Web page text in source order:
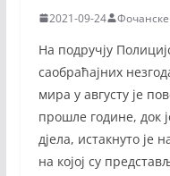
2021-09-24
На подручју
саобраћајних
мира у августу је
прошле године, док
дјела, истакнуто је
на којој су